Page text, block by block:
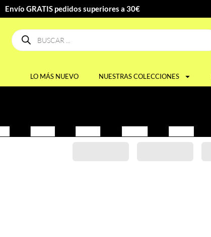
Envío GRATIS pedidos superiores a 30€
LO MÁS NUEVO NUESTRAS COLECCIONES